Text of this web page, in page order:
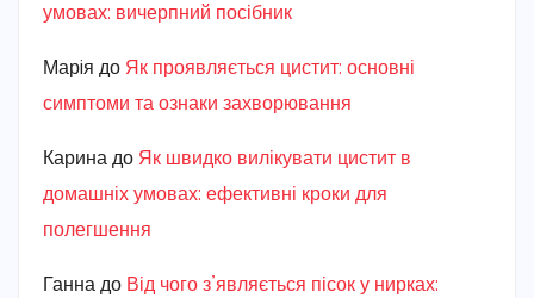
умовах: вичерпний посібник
Марiя до Як проявляється цистит: основні
симптоми та ознаки захворювання
Карина до Як швидко вилікувати цистит в
домашніх умовах: ефективні кроки для
полегшення
Ганна до Від чого з’являється пісок у нирках: